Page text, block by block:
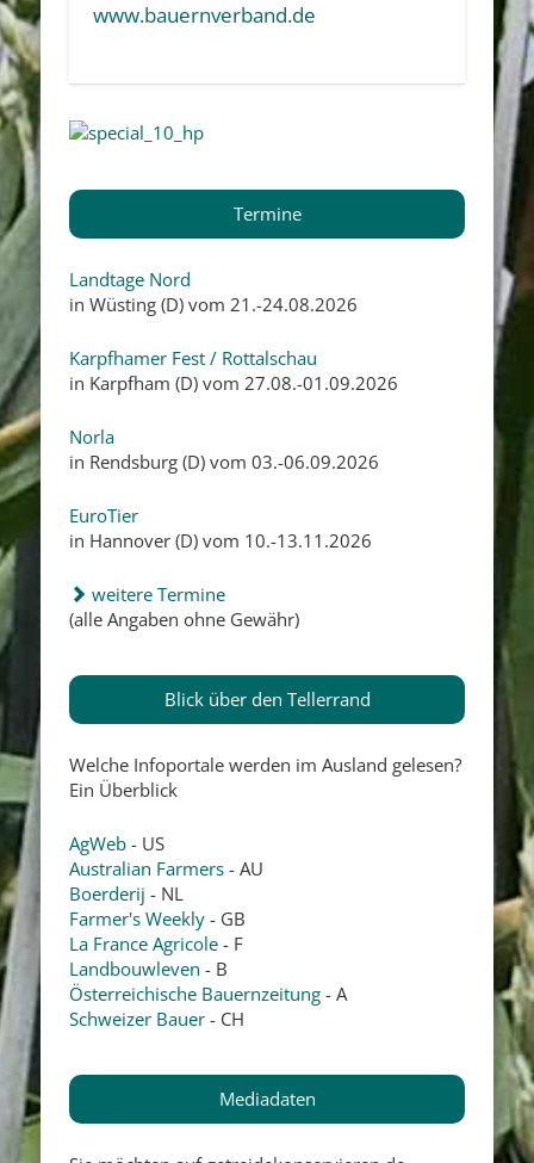
www.bauernverband.de
Termine
Landtage Nord
in Wüsting (D) vom 21.-24.08.2026
Karpfhamer Fest / Rottalschau
in Karpfham (D) vom 27.08.-01.09.2026
Norla
in Rendsburg (D) vom 03.-06.09.2026
EuroTier
in Hannover (D) vom 10.-13.11.2026
weitere Termine
(alle Angaben ohne Gewähr)
Blick über den Tellerrand
Welche Infoportale werden im Ausland gelesen?
Ein Überblick
AgWeb - US
Australian Farmers - AU
Boerderij - NL
Farmer's Weekly - GB
La France Agricole - F
Landbouwleven - B
Österreichische Bauernzeitung - A
Schweizer Bauer - CH
Mediadaten